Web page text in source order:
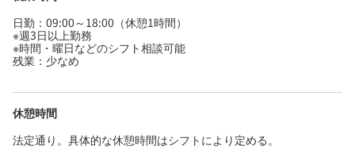
日勤：09:00～18:00（休憩1時間）
※週3日以上勤務
※時間・曜日などのシフト相談可能
残業：少なめ
休憩時間
法定通り。具体的な休憩時間はシフトにより定める。